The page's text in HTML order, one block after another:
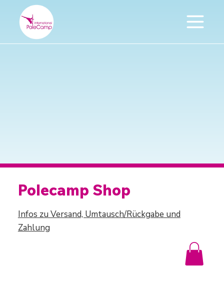
Polecamp Shop
Infos zu Versand, Umtausch/Rückgabe und
Zahlung